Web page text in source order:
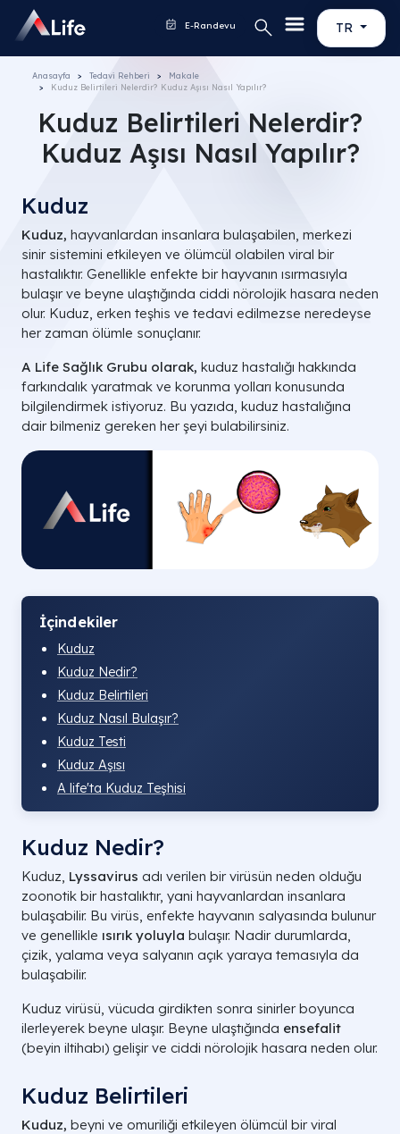
TR
E-Randevu
Anasayfa Tedavi Rehberi
Makale
Kuduz Belirtileri Nelerdir? Kuduz Aşısı Nasıl Yapılır?
Kuduz Belirtileri Nelerdir?
Kuduz Aşısı Nasıl Yapılır?
Kuduz
Kuduz, hayvanlardan insanlara bulaşabilen, merkezi
sinir sistemini etkileyen ve ölümcül olabilen viral bir
hastalıktır. Genellikle enfekte bir hayvanın ısırmasıyla
bulaşır ve beyne ulaştığında ciddi nörolojik hasara neden
olur. Kuduz, erken teşhis ve tedavi edilmezse neredeyse
her zaman ölümle sonuçlanır.
A Life Sağlık Grubu olarak, kuduz hastalığı hakkında
farkındalık yaratmak ve korunma yolları konusunda
bilgilendirmek istiyoruz. Bu yazıda, kuduz hastalığına
dair bilmeniz gereken her şeyi bulabilirsiniz.
İçindekiler
Kuduz
Kuduz Nedir?
Kuduz Belirtileri
Kuduz Nasıl Bulaşır​?
Kuduz Testi​
Kuduz Aşısı
A life'ta Kuduz Teşhisi
Kuduz Nedir?
Kuduz, Lyssavirus adı verilen bir virüsün neden olduğu
zoonotik bir hastalıktır, yani hayvanlardan insanlara
bulaşabilir. Bu virüs, enfekte hayvanın salyasında bulunur
ve genellikle ısırık yoluyla bulaşır. Nadir durumlarda,
çizik, yalama veya salyanın açık yaraya temasıyla da
bulaşabilir.
Kuduz virüsü, vücuda girdikten sonra sinirler boyunca
ilerleyerek beyne ulaşır. Beyne ulaştığında ensefalit
(beyin iltihabı) gelişir ve ciddi nörolojik hasara neden olur.
Kuduz Belirtileri
Kuduz, beyni ve omuriliği etkileyen ölümcül bir viral